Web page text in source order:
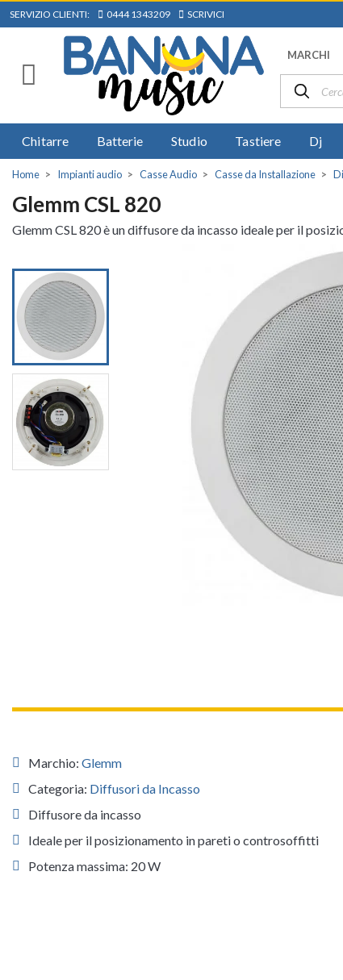
SERVIZIO CLIENTI: 0444 1343209 SCRIVICI
MARCHI
Chitarre Batterie Studio Tastiere Dj
Home Impianti audio Casse Audio Casse da Installazione
Glemm CSL 820
Glemm CSL 820 è un diffusore da incasso ideale per il
Marchio: Glemm
Categoria: Diffusori da Incasso
Diffusore da incasso
Ideale per il posizionamento in pareti o controsoffitti
Potenza massima: 20 W